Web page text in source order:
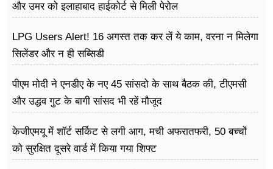
और उमर को इलाहाबाद हाईकोर्ट से मिली पेरोल
LPG Users Alert! 16 अगस्त तक कर लें ये काम, वरना न मिलेगा
सिलेंडर और न ही सब्सिडी
पीएम मोदी ने एनडीए के नए 45 सांसदो के साथ बैठक की, टीएमसी
और उद्धव गुट के बागी सांसद भी रहें मौजूद
केजीएमयू में शॉर्ट सर्किट से लगी आग, मची अफरातफरी, 50 बच्चों
को सुरक्षित दूसरे वार्ड में किया गया शिफ्ट